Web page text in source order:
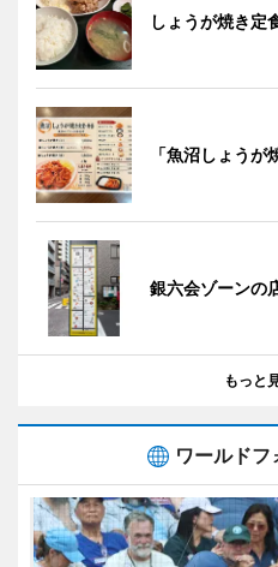
しょうが焼き定
「魚沼しょう
銀六会ゾーンの
もっと
ワールドフ